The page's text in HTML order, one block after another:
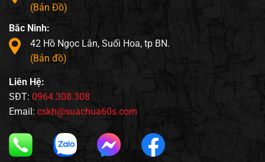
(Bản Đồ)
Bắc Ninh:
42 Hồ Ngọc Lân, Suối Hoa, tp BN.
(Bản đồ)
Liên Hệ:
SĐT: 0964.308.308
Email: cskh@suachua60s.com